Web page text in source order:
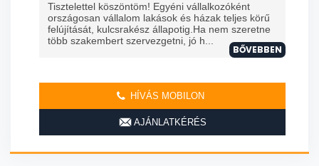
Tisztelettel köszöntöm! Egyéni vállalkozóként
országosan vállalom lakások és házak teljes körű
felújítását, kulcsrakész állapotig.Ha nem szeretne
több szakembert szervezgetni, jó h...
BŐVEBBEN
HÍVÁS MOBILON
AJÁNLATKÉRÉS